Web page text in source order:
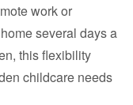
work or
several days a
this flexibility
childcare needs